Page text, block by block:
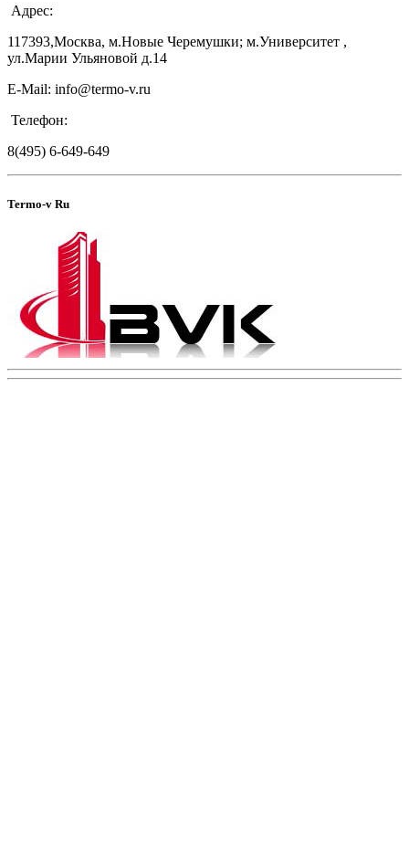
Адрес:
117393,Москва, м.Новые Черемушки; м.Университет ,
ул.Марии Ульяновой д.14
E-Mail: info@termo-v.ru
Телефон:
8(495) 6-649-649
Termo-v Ru